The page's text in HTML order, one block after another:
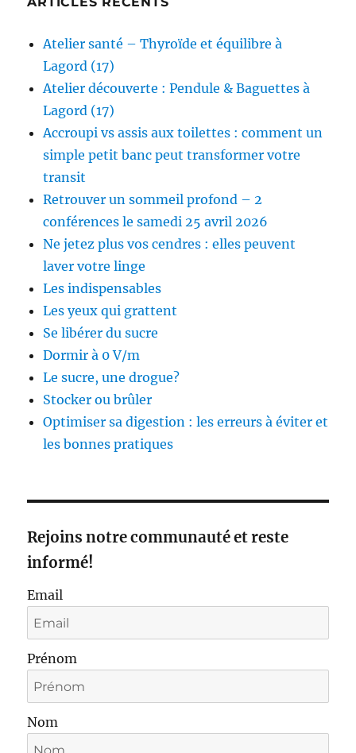
Atelier santé – Thyroïde et équilibre à
Lagord (17)
Atelier découverte : Pendule & Baguettes à
Lagord (17)
Accroupi vs assis aux toilettes : comment un
simple petit banc peut transformer votre
transit
Retrouver un sommeil profond – 2
conférences le samedi 25 avril 2026
Ne jetez plus vos cendres : elles peuvent
laver votre linge
Les indispensables
Les yeux qui grattent
Se libérer du sucre
Dormir à 0 V/m
Le sucre, une drogue?
Stocker ou brûler
Optimiser sa digestion : les erreurs à éviter et
les bonnes pratiques
Rejoins notre communauté et reste
informé!
Email
Prénom
Nom